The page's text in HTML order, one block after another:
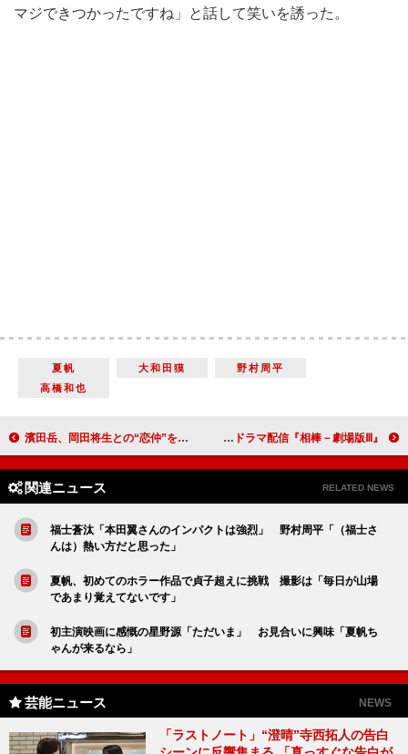
マジできつかったですね」と話して笑いを誘った。
夏帆 大和田獏
野村周平
高橋和也
濱田岳、岡田将生との“恋仲”をアピール？ 「お付き合いすれば絶対うまくいく」 『相棒－劇場版Ⅲ』公開に先駆け ｄビデオでスペシャルドラマ配信
関連ニュース RELATED NEWS
福士蒼汰「本田翼さんのインパクトは強烈」 野村周平「（福士さ
んは）熱い方だと思った」
夏帆、初めてのホラー作品で貞子超えに挑戦 撮影は「毎日が山場
であまり覚えてないです」
初主演映画に感慨の星野源「ただいま」 お見合いに興味「夏帆ち
ゃんが来るなら」
芸能ニュース NEWS
「ラストノート」“澄晴”寺西拓人の告白